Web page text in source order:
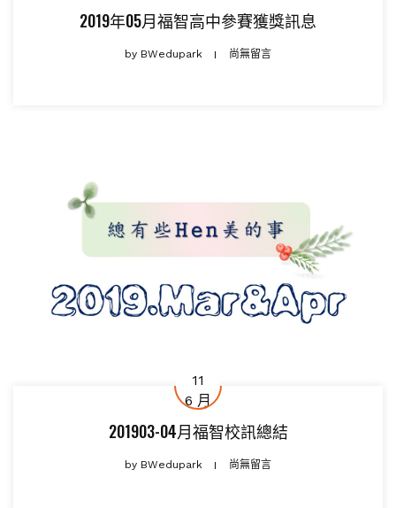
2019年05月福智高中參賽獲獎訊息
by BWedupark 尚無留言
11
6 月
201903-04月福智校訊總結
by BWedupark 尚無留言